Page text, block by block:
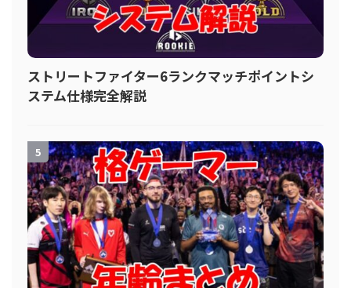
ストリートファイター6ランクマッチポイントシ
ステム仕様完全解説
5